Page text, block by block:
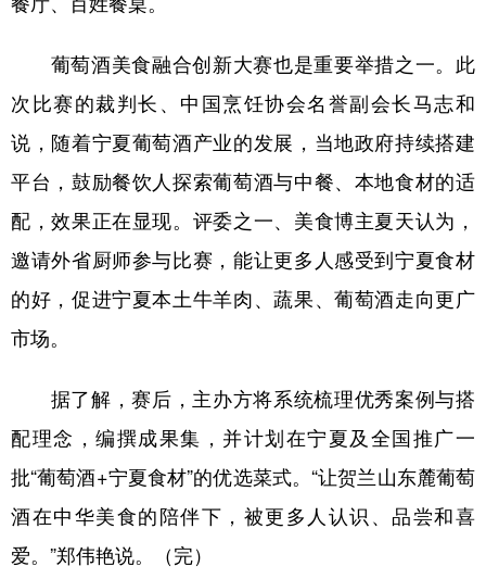
葡萄酒美食融合创新大赛也是重要举措之一。此
次比赛的裁判长、中国烹饪协会名誉副会长马志和
说，随着宁夏葡萄酒产业的发展，当地政府持续搭建
平台，鼓励餐饮人探索葡萄酒与中餐、本地食材的适
配，效果正在显现。评委之一、美食博主夏天认为，
邀请外省厨师参与比赛，能让更多人感受到宁夏食材
的好，促进宁夏本土牛羊肉、蔬果、葡萄酒走向更广
市场。
据了解，赛后，主办方将系统梳理优秀案例与搭
配理念，编撰成果集，并计划在宁夏及全国推广一
批“葡萄酒+宁夏食材”的优选菜式。“让贺兰山东麓葡萄
酒在中华美食的陪伴下，被更多人认识、品尝和喜
爱。”郑伟艳说。（完）